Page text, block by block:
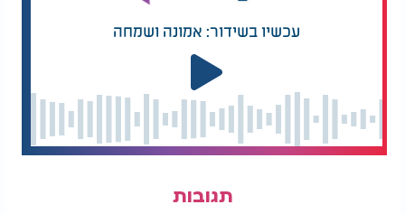
עכשיו בשידור: אמונה ושמחה
תגובות